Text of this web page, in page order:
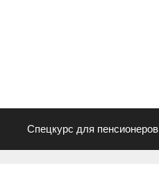
Спецкурс для пенсионеров